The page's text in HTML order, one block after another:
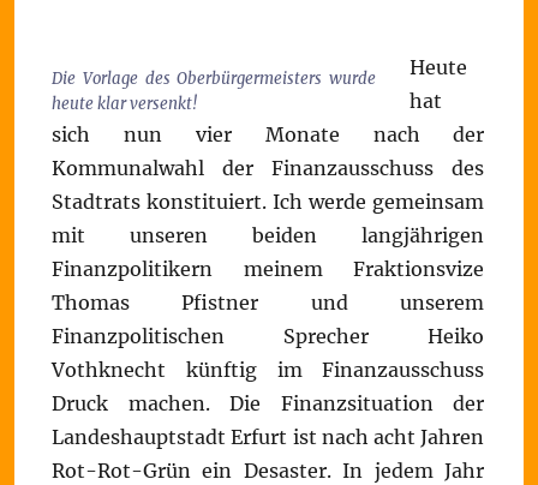
Die Vorlage des Oberbürgermeisters wurde
heute klar versenkt!
Heute
hat
sich nun vier Monate nach der
Kommunalwahl der Finanzausschuss des
Stadtrats konstituiert. Ich werde gemeinsam
mit unseren beiden langjährigen
Finanzpolitikern meinem Fraktionsvize
Thomas Pfistner und unserem
Finanzpolitischen Sprecher Heiko
Vothknecht künftig im Finanzausschuss
Druck machen. Die Finanzsituation der
Landeshauptstadt Erfurt ist nach acht Jahren
Rot-Rot-Grün ein Desaster. In jedem Jahr